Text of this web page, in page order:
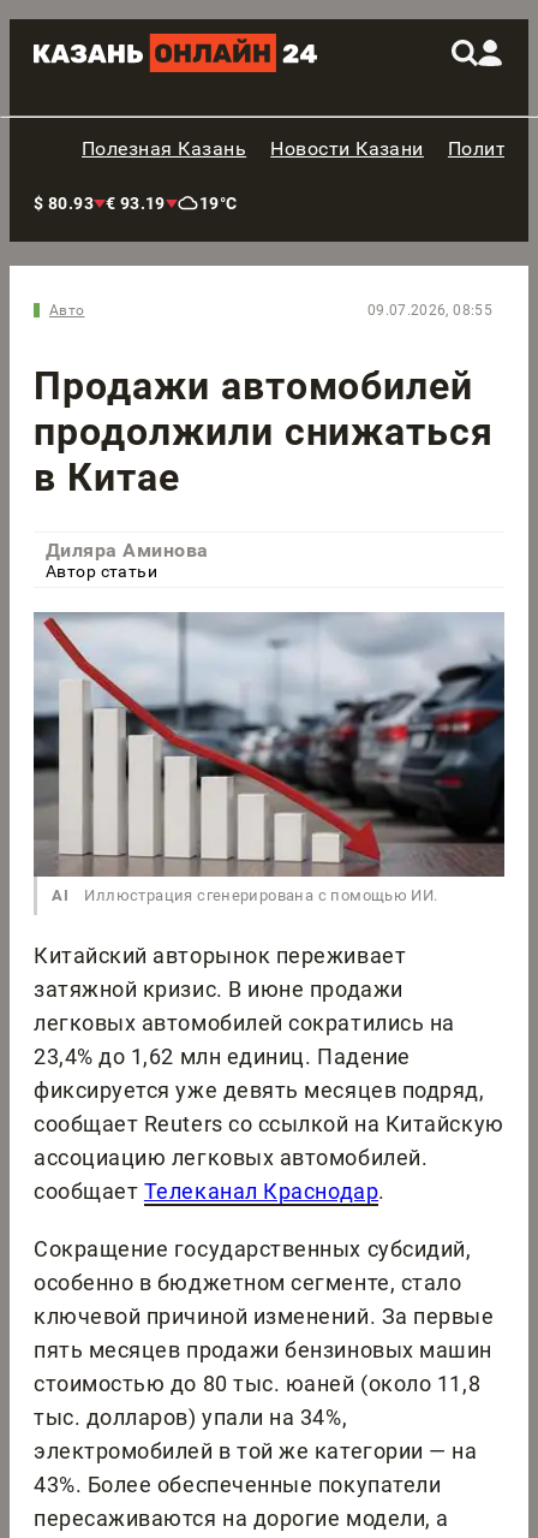
Полезная Казань Новости Казани
$ 80.93 € 93.19 19°C
Авто 09.07.2026, 08:55
Продажи автомобилей
продолжили снижаться
в Китае
Диляра Аминова
Автор статьи
AI Иллюстрация сгенерирована с помощью ИИ.
Китайский авторынок переживает
затяжной кризис. В июне продажи
легковых автомобилей сократились на
23,4% до 1,62 млн единиц. Падение
фиксируется уже девять месяцев подряд,
сообщает Reuters со ссылкой на Китайскую
ассоциацию легковых автомобилей.
сообщает Телеканал Краснодар.
Сокращение государственных субсидий,
особенно в бюджетном сегменте, стало
ключевой причиной изменений. За первые
пять месяцев продажи бензиновых машин
стоимостью до 80 тыс. юаней (около 11,8
тыс. долларов) упали на 34%,
электромобилей в той же категории — на
43%. Более обеспеченные покупатели
пересаживаются на дорогие модели, а